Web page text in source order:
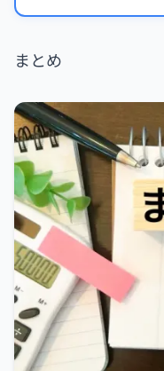
紹介されています。
まとめ